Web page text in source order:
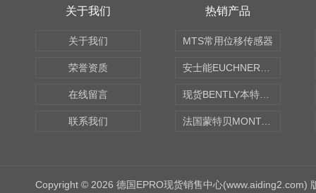
关于我们
关于我们
荣誉资质
在线留言
联系我们
热销产品
MTS常用位移传感器
法国蒙特贝MONTABERT打壳机凿岩机Z92
Copyright © 2026 德国EPRO现货销售中心(www.aiding2.com)